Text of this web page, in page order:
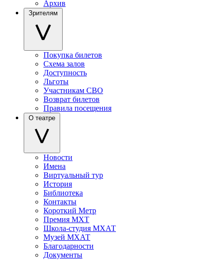
Архив
Зрителям
Покупка билетов
Схема залов
Доступность
Льготы
Участникам СВО
Возврат билетов
Правила посещения
О театре
Новости
Имена
Виртуальный тур
История
Библиотека
Контакты
Короткий Метр
Премия МХТ
Школа-студия МХАТ
Музей МХАТ
Благодарности
Документы